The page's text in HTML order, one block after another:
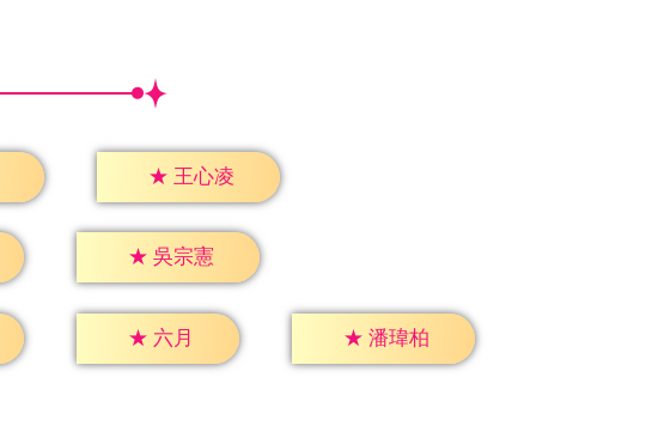
★ 王心凌
★ 吳宗憲
★ 六月 ★ 潘瑋柏